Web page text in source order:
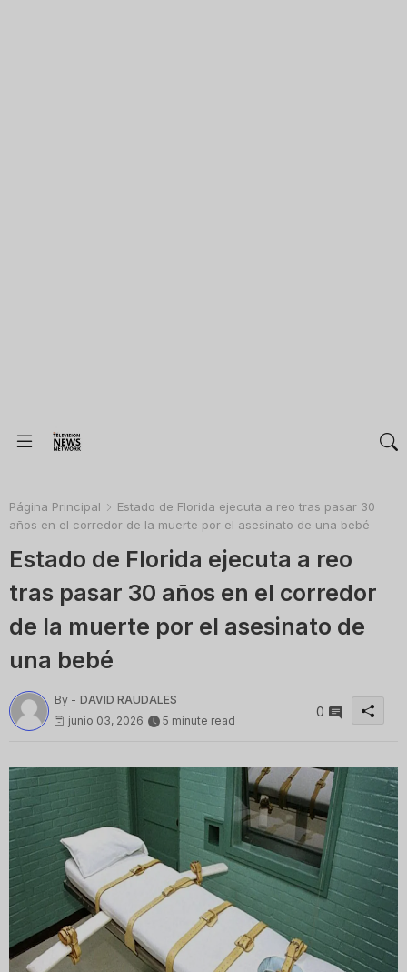
Página Principal
Estado de Florida ejecuta a reo tras pasar 30
años en el corredor de la muerte por el asesinato de una bebé
Estado de Florida ejecuta a reo
tras pasar 30 años en el corredor
de la muerte por el asesinato de
una bebé
By - DAVID RAUDALES
junio 03, 2026
5 minute read
0